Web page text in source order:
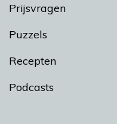
Prijsvragen
Puzzels
Recepten
Podcasts